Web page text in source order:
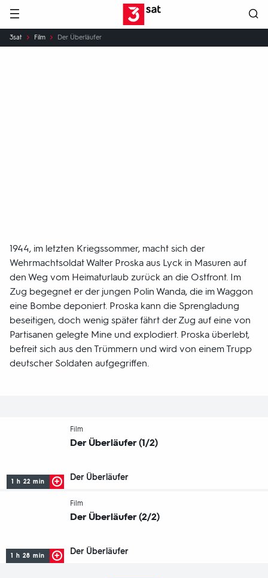
Hauptnavigation 3SAT
Sie
sind
3sat Film Der Überläufer
1944, im letzten Kriegssommer, macht sich der
Wehrmachtsoldat Walter Proska aus Lyck in Masuren auf
den Weg vom Heimaturlaub zurück an die Ostfront. Im
Zug begegnet er der jungen Polin Wanda, die im Waggon
eine Bombe deponiert. Proska kann die Sprengladung
beseitigen, doch wenig später fährt der Zug auf eine von
Partisanen gelegte Mine und explodiert. Proska überlebt,
befreit sich aus den Trümmern und wird von einem Trupp
deutscher Soldaten aufgegriffen.
Film-
Der Überläufer (1/2)
Der Überläufer
1 h 22 min
Film-
Der Überläufer (2/2)
Der Überläufer
1 h 28 min